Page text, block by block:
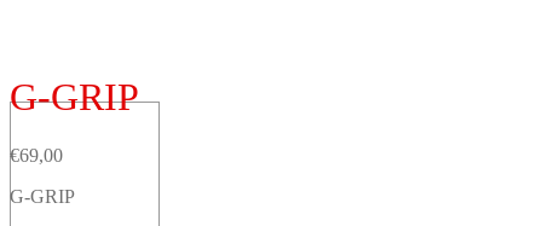
G-GRIP
€69,00
G-GRIP